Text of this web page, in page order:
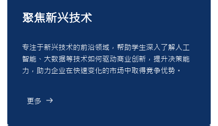
聚焦新兴技术
专注于新兴技术的前沿领域，帮助学生深入了解人工
智能、大数据等技术如何驱动商业创新，提升决策能
力，助力企业在快速变化的市场中取得竞争优势。
更多